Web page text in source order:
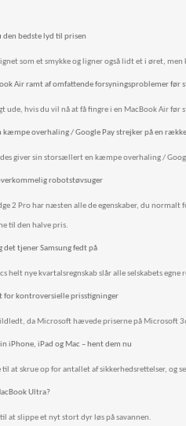
bedste lyd til prisen
som et smykke og ligner også lidt et i øret,
Air ramt af omfattende forsyningsproblemer før
ude, hvis du vil nå at få fingre i en MacBook Air
overhaling / Google Pay strejker på en
giver sin storsællert en kæmpe overhaling /
robotstøvsuger
2 Pro har næsten alle de egenskaber, du
til den halve pris.
det tjener Samsung fedt på
helt nye kvartalsregnskab slår alle selskabets
for kontroversielle prisstigninger
da Microsoft hævede priserne på Microsoft
iPhone, iPad og Mac – hent dem nu
at skrue op for antallet af sikkerhedsrettelser, og
Ultra?
at slippe et nyt stort dyr løs på savannen.